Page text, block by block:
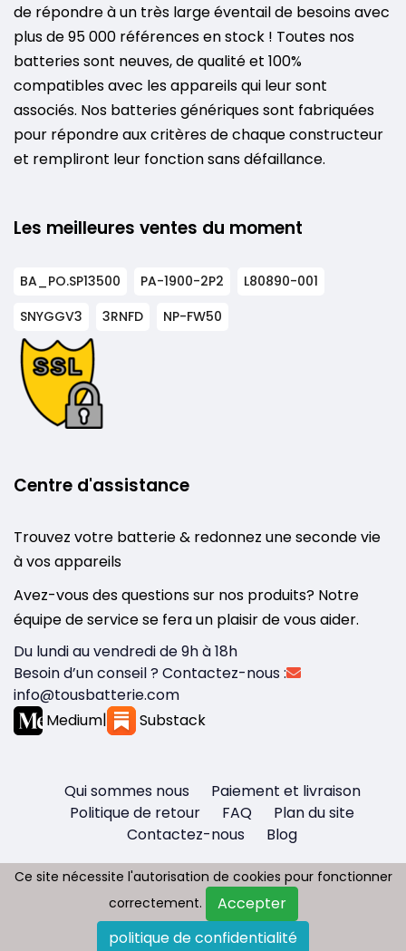
de répondre à un très large éventail de besoins avec
plus de 95 000 références en stock ! Toutes nos
batteries sont neuves, de qualité et 100%
compatibles avec les appareils qui leur sont
associés. Nos batteries génériques sont fabriquées
pour répondre aux critères de chaque constructeur
et rempliront leur fonction sans défaillance.
Les meilleures ventes du moment
BA_PO.SP13500 PA-1900-2P2
L80890-001
SNYGGV3
3RNFD NP-FW50
Centre d'assistance
Trouvez votre batterie & redonnez une seconde vie
à vos appareils
Avez-vous des questions sur nos produits? Notre
équipe de service se fera un plaisir de vous aider.
Du lundi au vendredi de 9h à 18h
Besoin d’un conseil ? Contactez-nous :
info@tousbatterie.com
Medium| Substack
Qui sommes nous
Paiement et livraison
Politique de retour
FAQ
Plan du site
Contactez-nous
Blog
Copyright © 2026 - Tous droit réservés
Tousbatterie.com
Ce site nécessite l'autorisation de cookies pour fonctionner
correctement.
Accepter
politique de confidentialité
Ce site nécessite l'autorisation de cookies pour fonctionner
correctement.
Accepter
politique de confidentialité